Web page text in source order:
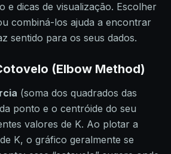
e dicas de visualização. Escolher
combiná-los ajuda a encontrar
sentido para os seus dados.
(Elbow Method)
(soma dos quadrados das
ponto e o centróide do seu
valores de K. Ao plotar a
K, o gráfico geralmente se